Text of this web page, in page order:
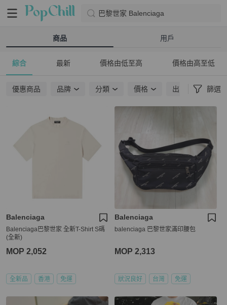
巴黎世家 Balenciaga
商品 用戶
綜合 最新 價格由低至高 價格由高至低
優惠商品 品牌 分類 價格 出貨地點 篩選
Balenciaga
Balenciaga巴黎世家 全新T-Shirt S碼
(全新)
MOP 2,052
全新品 香港 免運
Balenciaga
balenciaga 巴黎世家滿印腰包
MOP 2,313
狀況良好 台灣 免運